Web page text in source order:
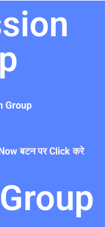
Group
बटन पर Click करे